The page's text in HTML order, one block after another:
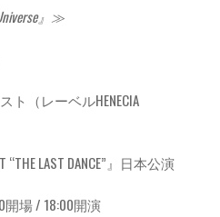
』≫
（レーベルHENECIA
“THE LAST DANCE”』日本公演
開場 / 18:00開演